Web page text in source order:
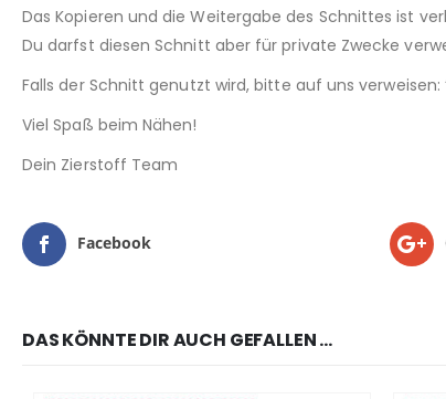
Das Kopieren und die Weitergabe des Schnittes ist
Du darfst diesen Schnitt aber für private Zwecke
Falls der Schnitt genutzt wird, bitte auf uns
Viel Spaß beim Nähen!
Dein Zierstoff Team
Facebook
DAS KÖNNTE DIR AUCH GEFALLEN …